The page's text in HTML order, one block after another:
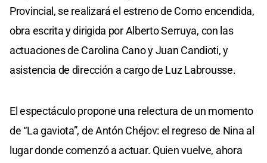
Provincial, se realizará el estreno de Como encendida,
obra escrita y dirigida por Alberto Serruya, con las
actuaciones de Carolina Cano y Juan Candioti, y
asistencia de dirección a cargo de Luz Labrousse.
El espectáculo propone una relectura de un momento
de “La gaviota”, de Antón Chéjov: el regreso de Nina al
lugar donde comenzó a actuar. Quien vuelve, ahora